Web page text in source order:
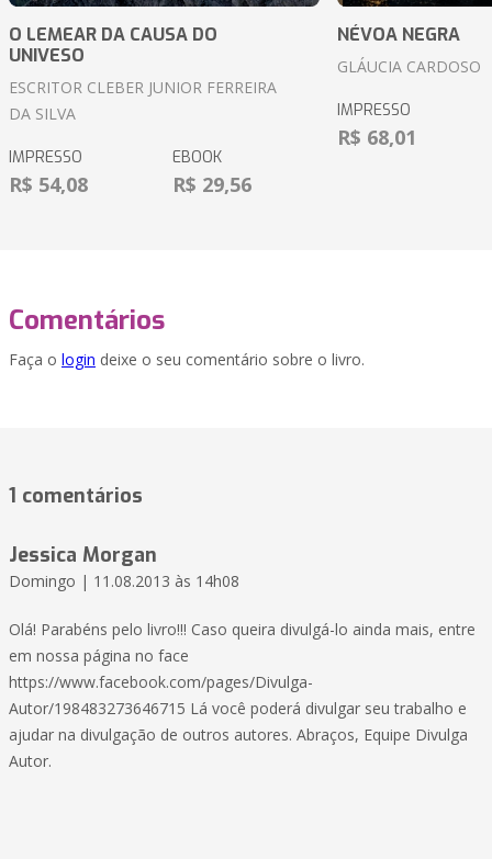
O LEMEAR DA CAUSA DO
UNIVESO
ESCRITOR CLEBER JUNIOR FERREIRA
DA SILVA
IMPRESSO
R$ 54,08
EBOOK
R$ 29,56
NÉVOA NEGRA
GLÁUCIA CARDOSO
IMPRESSO
R$ 68,01
Comentários
Faça o login deixe o seu comentário sobre o livro.
1 comentários
Jessica Morgan
Domingo | 11.08.2013 às 14h08
Olá! Parabéns pelo livro!!! Caso queira divulgá-lo ainda mais, entre
em nossa página no face
https://www.facebook.com/pages/Divulga-
Autor/198483273646715 Lá você poderá divulgar seu trabalho e
ajudar na divulgação de outros autores. Abraços, Equipe Divulga
Autor.